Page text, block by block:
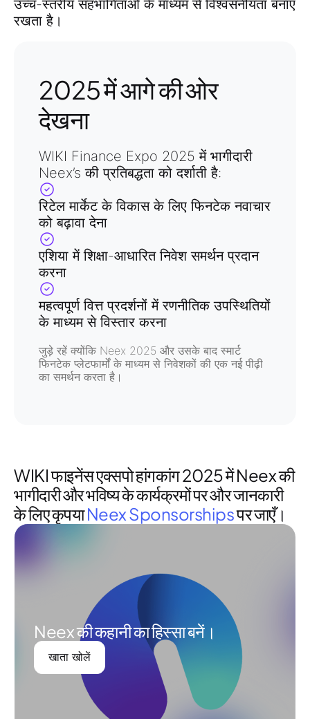
उच्च-स्तरीय सहभागिताओं के माध्यम से विश्वसनीयता बनाए
रखता है।
2025 में आगे की ओर
देखना
WIKI Finance Expo 2025 में भागीदारी
Neex’s की प्रतिबद्धता को दर्शाती है:
रिटेल मार्केट के विकास के लिएफिनटेक नवाचार
को बढ़ावा देना
एशिया मेंशिक्षा-आधारित निवेश समर्थनप्रदान
करना
महत्वपूर्ण वित्त प्रदर्शनों में रणनीतिक उपस्थितियों
के माध्यम से विस्तार करना
जुड़े रहें क्योंकि Neex 2025 और उसके बाद स्मार्ट
फिनटेक प्लेटफार्मोंके माध्यम से निवेशकों की एक नई पीढ़ी
का समर्थन करता है।
WIKI फाइनेंस एक्सपो हांगकांग 2025 में Neex की
भागीदारी और भविष्य के कार्यक्रमों पर और जानकारी
के लिए कृपयाNeex Sponsorshipsपर जाएँ।
Neex की कहानी का हिस्सा बनें।
खाता खोलें